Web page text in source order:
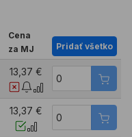
Cena
za MJ
Pridať všetko
13,37 €
13,37 €